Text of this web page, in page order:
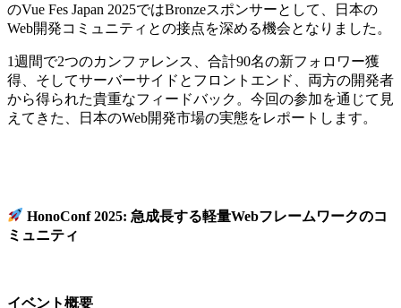
のVue Fes Japan 2025ではBronzeスポンサーとして、日本の
Web開発コミュニティとの接点を深める機会となりました。
1週間で2つのカンファレンス、合計90名の新フォロワー獲
得、そしてサーバーサイドとフロントエンド、両方の開発者
から得られた貴重なフィードバック。今回の参加を通じて見
えてきた、日本のWeb開発市場の実態をレポートします。
HonoConf 2025: 急成長する軽量Webフレームワークのコ
ミュニティ
イベント概要